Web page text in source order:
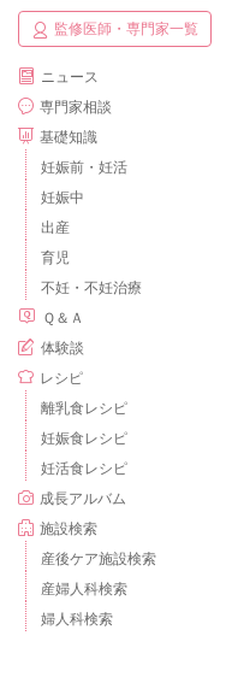
監修医師・専門家一覧
ニュース
専門家相談
基礎知識
妊娠前・妊活
妊娠中
出産
育児
不妊・不妊治療
Ｑ＆Ａ
体験談
レシピ
離乳食レシピ
妊娠食レシピ
妊活食レシピ
成長アルバム
施設検索
産後ケア施設検索
産婦人科検索
婦人科検索